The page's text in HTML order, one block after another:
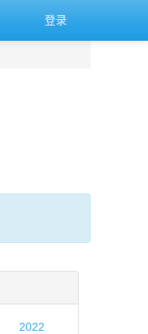
登录
2022